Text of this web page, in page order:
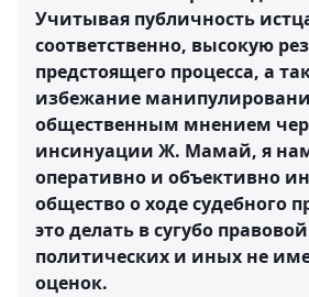
Учитывая публичность
соответственно, высокую
предстоящего процесса, а
избежание
общественным мнением
инсинуации Ж. Мамай, я
оперативно и объективно
общество о ходе судебного
это делать в сугубо
политических и иных не
оценок.